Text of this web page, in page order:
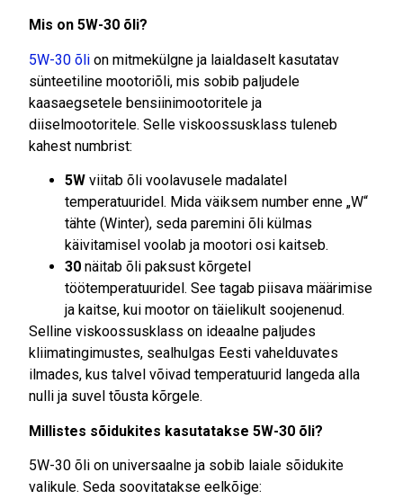
Mis on 5W-30 õli?
5W-30 õli on mitmekülgne ja laialdaselt kasutatav
sünteetiline mootoriõli, mis sobib paljudele
kaasaegsetele bensiinimootoritele ja
diiselmootoritele. Selle viskoossusklass tuleneb
kahest numbrist:
5W viitab õli voolavusele madalatel
temperatuuridel. Mida väiksem number enne „W“
tähte (Winter), seda paremini õli külmas
käivitamisel voolab ja mootori osi kaitseb.
30 näitab õli paksust kõrgetel
töötemperatuuridel. See tagab piisava määrimise
ja kaitse, kui mootor on täielikult soojenenud.
Selline viskoossusklass on ideaalne paljudes
kliimatingimustes, sealhulgas Eesti vahelduvates
ilmades, kus talvel võivad temperatuurid langeda alla
nulli ja suvel tõusta kõrgele.
Millistes sõidukites kasutatakse 5W-30 õli?
5W-30 õli on universaalne ja sobib laiale sõidukite
valikule. Seda soovitatakse eelkõige: